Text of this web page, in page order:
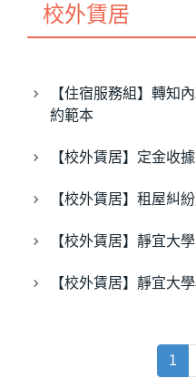
校外賃居
【住宿服務組】轉知
約範本
【校外賃居】定金收
【校外賃居】租屋糾
【校外賃居】靜宜大
【校外賃居】靜宜大
1